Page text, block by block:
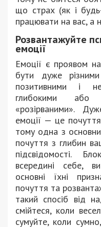
що страх (як і
працювати на вас, а
Розвантажуйте
емоції
Емоції є проявом
бути дуже
позитивними і
глибокими
«розірваними».
емоції — це
тому одна з
почуття з глибин
підсвідомості.
всередині себе,
основні їхні
почуття та
такий спосіб від
смійтеся, коли
сумуйте, коли